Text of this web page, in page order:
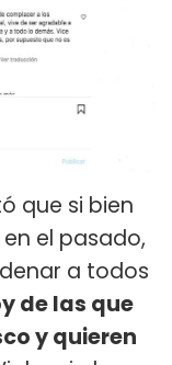
que si bien
el pasado,
a todos
de las que
y quieren